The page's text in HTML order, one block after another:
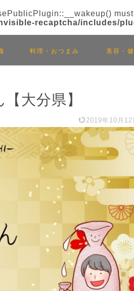
recaptcha/includes/
料理・おつまみ 美容・
大分県】
2019年10月12